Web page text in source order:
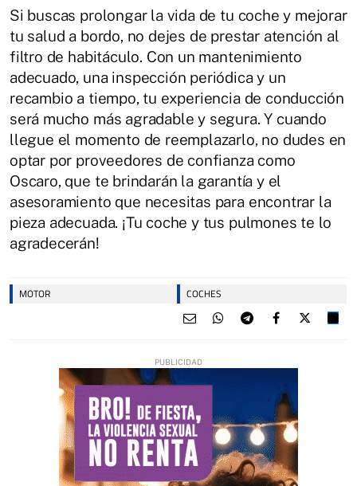
Si buscas prolongar la vida de tu coche y mejorar
tu salud a bordo, no dejes de prestar atención al
filtro de habitáculo. Con un mantenimiento
adecuado, una inspección periódica y un
recambio a tiempo, tu experiencia de conducción
será mucho más agradable y segura. Y cuando
llegue el momento de reemplazarlo, no dudes en
optar por proveedores de confianza como
Oscaro, que te brindarán la garantía y el
asesoramiento que necesitas para encontrar la
pieza adecuada. ¡Tu coche y tus pulmones te lo
agradecerán!
MOTOR COCHES